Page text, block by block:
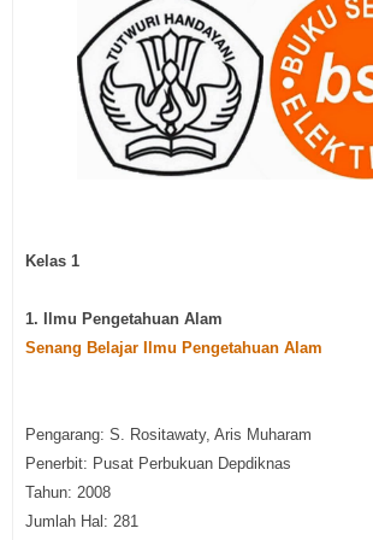
Kelas 1
1. Ilmu Pengetahuan Alam
Senang Belajar Ilmu Pengetahuan Alam
Pengarang: S. Rositawaty, Aris Muharam
Penerbit: Pusat Perbukuan Depdiknas
Tahun: 2008
Jumlah Hal: 281